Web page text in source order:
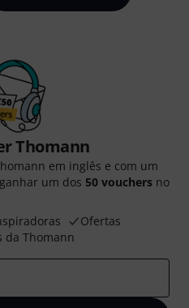
Thomann
em inglês e com um
um dos 50 vouchers no
Ofertas
da Thomann